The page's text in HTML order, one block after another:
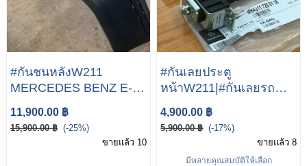
#กันชนหลังW211
MERCEDES BENZ E-
E220 CDI กันชนหลัง
11,900.00 ฿
15,900.00 ฿ (-25%)
ขายแล้ว 10
#กันเลยประตู
หน้าW211|#กันเลยรถ
W211 E200kom E220
CDI E240
4,900.00 ฿
5,900.00 ฿ (-17%)
ขายแล้ว 8
มีหลายคุณสมบัติให้เลือก